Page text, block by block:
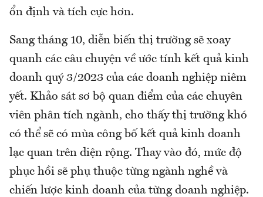
ổn định và tích cực hơn.
Sang tháng 10, diễn biến thị trường sẽ xoay
quanh các câu chuyện về ước tính kết quả kinh
doanh quý 3/2023 của các doanh nghiệp niêm
yết. Khảo sát sơ bộ quan điểm của các chuyên
viên phân tích ngành, cho thấy thị trường khó
có thể sẽ có mùa công bố kết quả kinh doanh
lạc quan trên diện rộng. Thay vào đó, mức độ
phục hồi sẽ phụ thuộc từng ngành nghề và
chiến lược kinh doanh của từng doanh nghiệp.